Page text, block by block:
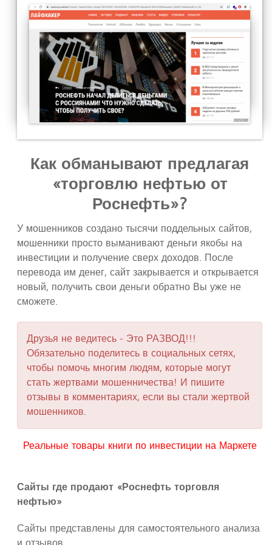
Как обманывают предлагая
«торговлю нефтью от
Роснефть»?
У мошенников создано тысячи поддельных сайтов,
мошенники просто выманивают деньги якобы на
инвестиции и получение сверх доходов. После
перевода им денег, сайт закрывается и открывается
новый, получить свои деньги обратно Вы уже не
сможете.
Друзья не ведитесь - Это РАЗВОД!!!
Обязательно поделитесь в социальных сетях,
чтобы помочь многим людям, которые могут
стать жертвами мошенничества! И пишите
отзывы в комментариях, если вы стали жертвой
мошенников.
Реальные товары книги по инвестиции на Маркете
Сайты где продают «Роснефть торговля
нефтью»
Сайты представлены для самостоятельного анализа